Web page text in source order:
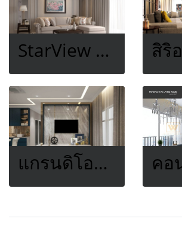
StarView Rama3
แกรนดิโอรามอินทราวงแหวน